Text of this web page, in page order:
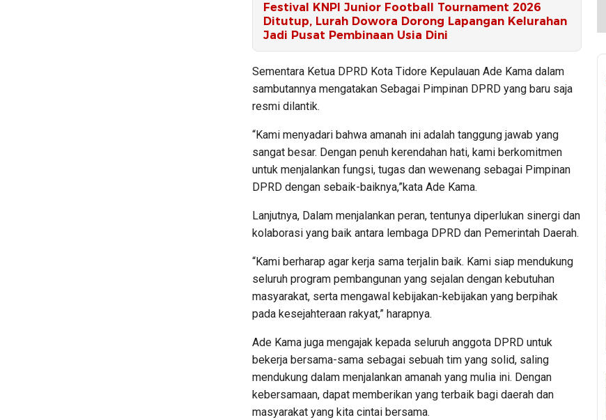
Festival KNPI Junior Football Tournament 2026
Ditutup, Lurah Dowora Dorong Lapangan Kelurahan
Jadi Pusat Pembinaan Usia Dini
Sementara Ketua DPRD Kota Tidore Kepulauan Ade Kama dalam
sambutannya mengatakan Sebagai Pimpinan DPRD yang baru saja
resmi dilantik.
“Kami menyadari bahwa amanah ini adalah tanggung jawab yang
sangat besar. Dengan penuh kerendahan hati, kami berkomitmen
untuk menjalankan fungsi, tugas dan wewenang sebagai Pimpinan
DPRD dengan sebaik-baiknya,”kata Ade Kama.
Lanjutnya, Dalam menjalankan peran, tentunya diperlukan sinergi dan
kolaborasi yang baik antara lembaga DPRD dan Pemerintah Daerah.
“Kami berharap agar kerja sama terjalin baik. Kami siap mendukung
seluruh program pembangunan yang sejalan dengan kebutuhan
masyarakat, serta mengawal kebijakan-kebijakan yang berpihak
pada kesejahteraan rakyat,” harapnya.
Ade Kama juga mengajak kepada seluruh anggota DPRD untuk
bekerja bersama-sama sebagai sebuah tim yang solid, saling
mendukung dalam menjalankan amanah yang mulia ini. Dengan
kebersamaan, dapat memberikan yang terbaik bagi daerah dan
masyarakat yang kita cintai bersama.